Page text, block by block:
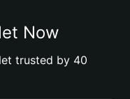
Now
trusted by 40